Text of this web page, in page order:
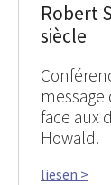
Robert
siècle
message
face aux
Howald.
liesen >